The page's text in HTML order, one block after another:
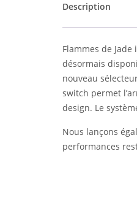
Description
Flammes de
désormais
nouveau
switch permet
design. Le
Nous lançons
performances